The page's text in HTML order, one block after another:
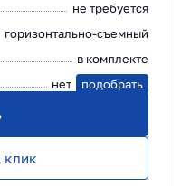
не требуется
горизонтально-съемный
в комплекте
нет подобрать
клик